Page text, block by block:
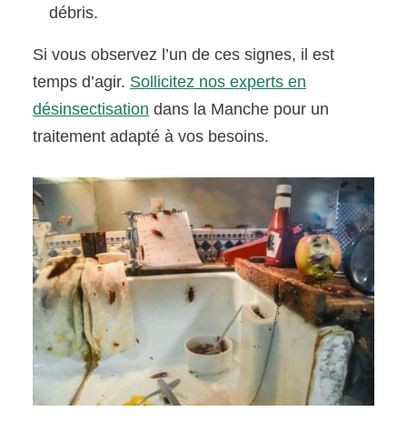
débris.
Si vous observez l’un de ces signes, il est
temps d’agir. Sollicitez nos experts en
désinsectisation dans la Manche pour un
traitement adapté à vos besoins.